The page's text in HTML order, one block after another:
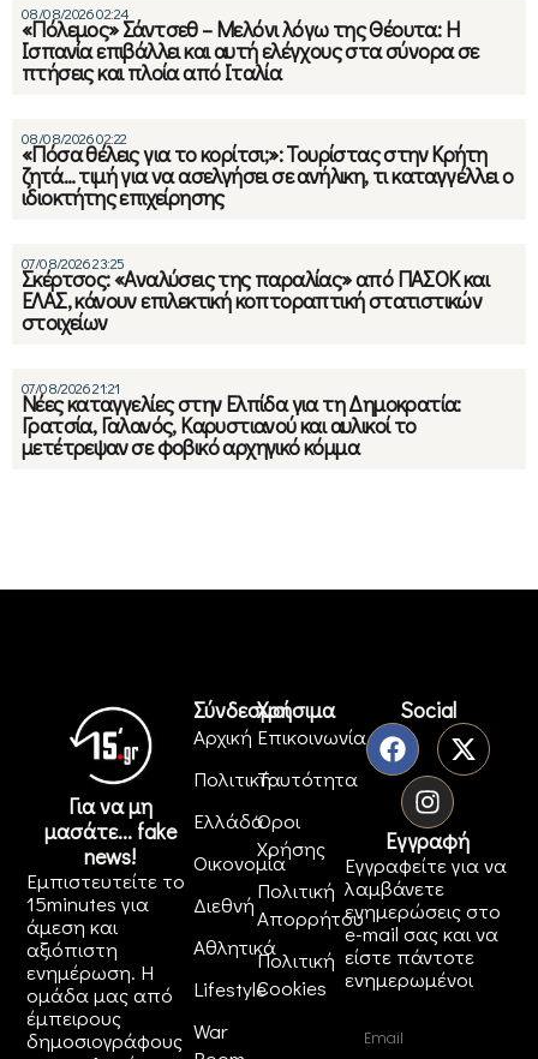
08/08/2026 02:24
«Πόλεμος» Σάντσεθ – Μελόνι λόγω της Θέουτα: Η
Ισπανία επιβάλλει και αυτή ελέγχους στα σύνορα σε
πτήσεις και πλοία από Ιταλία
08/08/2026 02:22
«Πόσα θέλεις για το κορίτσι;»: Τουρίστας στην Κρήτη
ζητά… τιμή για να ασελγήσει σε ανήλικη, τι καταγγέλλει ο
ιδιοκτήτης επιχείρησης
07/08/2026 23:25
Σκέρτσος: «Αναλύσεις της παραλίας» από ΠΑΣΟΚ και
ΕΛΑΣ, κάνουν επιλεκτική κοπτοραπτική στατιστικών
στοιχείων
07/08/2026 21:21
Νέες καταγγελίες στην Ελπίδα για τη Δημοκρατία:
Γρατσία, Γαλανός, Καρυστιανού και αυλικοί το
μετέτρεψαν σε φοβικό αρχηγικό κόμμα
Για να μη
μασάτε... fake
news!
Εμπιστευτείτε το
15minutes για
άμεση και
αξιόπιστη
ενημέρωση. Η
ομάδα μας από
έμπειρους
δημοσιογράφους
Σύνδεσμοι
Αρχική
Πολιτική
Ελλάδα
Οικονομία
Διεθνή
Αθλητικά
Lifestyle
War
Χρήσιμα
Επικοινωνία
Ταυτότητα
Όροι
Χρήσης
Πολιτική
Απορρήτου
Πολιτική
Cookies
Social
Εγγραφή
Εγγραφείτε για να
λαμβάνετε
ενημερώσεις στο
e-mail σας και να
είστε πάντοτε
ενημερωμένοι